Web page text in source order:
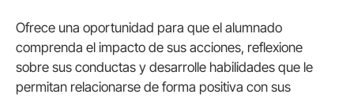
Ofrece una oportunidad para que el alumnado
comprenda el impacto de sus acciones, reflexione
sobre sus conductas y desarrolle habilidades que le
permitan relacionarse de forma positiva con sus